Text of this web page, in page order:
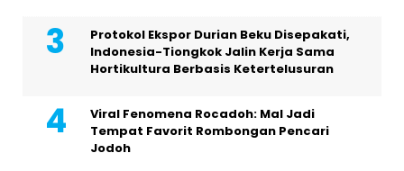
Protokol Ekspor Durian Beku Disepakati,
Indonesia-Tiongkok Jalin Kerja Sama
Hortikultura Berbasis Ketertelusuran
Viral Fenomena Rocadoh: Mal Jadi
Tempat Favorit Rombongan Pencari
Jodoh